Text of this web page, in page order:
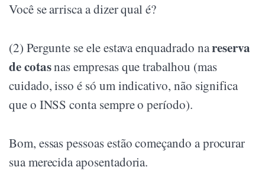
Você se arrisca a dizer qual é?
(2) Pergunte se ele estava enquadrado nareserva
de cotasnas empresas que trabalhou (mas
cuidado, isso é só um indicativo, não significa
que o INSS conta sempre o período).
Bom, essas pessoas estão começando a procurar
sua merecida aposentadoria.